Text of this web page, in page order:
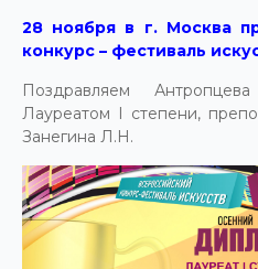
28 ноября в г. Москва
конкурс – фестиваль
Поздравляем
Лауреатом I степени,
Занегина Л.Н.